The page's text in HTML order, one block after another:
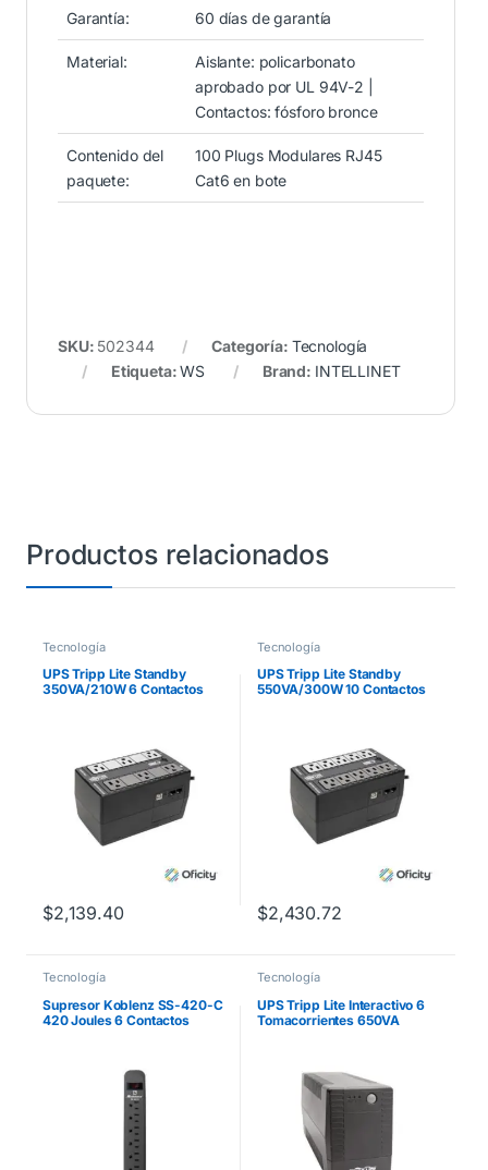
Garantía: 60 días de garantía
Material:
Aislante: policarbonato
aprobado por UL 94V-2 |
Contactos: fósforo bronce
Contenido del
paquete:
100 Plugs Modulares RJ45
Cat6 en bote
SKU: 502344 Categoría: Tecnología
Etiqueta:WS Brand: INTELLINET
Productos relacionados
Tecnología
UPS Tripp Lite Standby
350VA/210W 6 Contactos
$2,139.40
Tecnología
UPS Tripp Lite Standby
550VA/300W 10 Contactos
$2,430.72
Tecnología
Supresor Koblenz SS-420-C
420 Joules 6 Contactos
Tecnología
UPS Tripp Lite Interactivo 6
Tomacorrientes 650VA